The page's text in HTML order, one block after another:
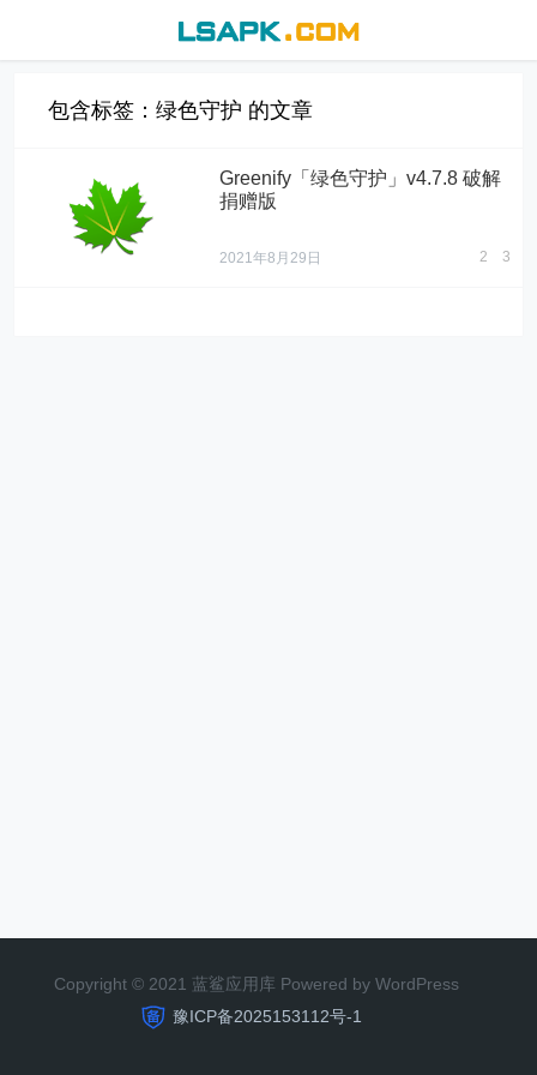
包含标签：绿色守护 的文章
Greenify「绿色守护」v4.7.8 破解
捐赠版
2021年8月29日 2 3
Copyright © 2021 蓝鲨应用库 Powered by WordPress
豫ICP备2025153112号-1